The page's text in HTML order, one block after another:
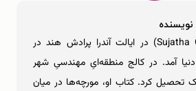
سوجاتا گیدلا (Sujatha Gidla) در ایالت آندرا پرادش هند در
آمد. در کالج منطقه‌ایِ مهندسیِ شهر
تحصیل کرد. کتاب او، مورچه‌ها در میان